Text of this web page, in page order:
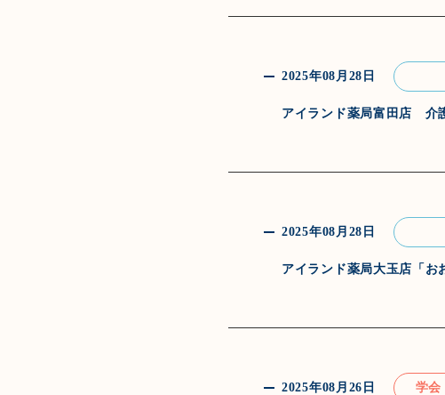
2025年08月28日
アイランド薬局富田店 介
2025年08月28日
アイランド薬局大玉店「お
2025年08月26日 学会